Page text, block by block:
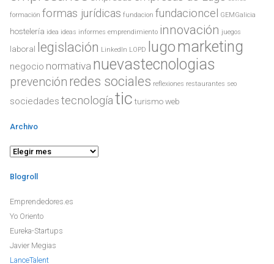
formación formas jurídicas fundacion fundacioncel GEMGalicia
hostelería idea ideas informes emprendimiento innovación juegos
laboral legislación LinkedIn LOPD lugomarketing
negocio normativa nuevastecnologias
prevención redes sociales reflexiones restaurantes seo
sociedades tecnologíatic turismoweb
Archivo
Blogroll
Emprendedores.es
Yo Oriento
Eureka-Startups
Javier Megias
LanceTalent